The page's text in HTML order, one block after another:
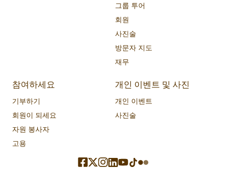
그룹 투어
회원
사진술
방문자 지도
재무
참여하세요
기부하기
회원이 되세요
자원 봉사자
고용
개인 이벤트 및 사진
개인 이벤트
사진술